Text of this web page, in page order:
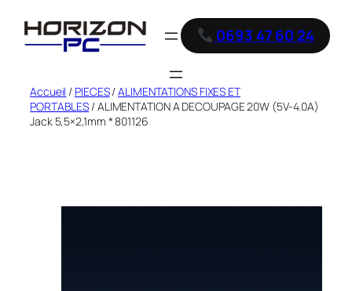
0693 47 60 24
Accueil / PIECES/ALIMENTATIONS FIXES ET
PORTABLES / ALIMENTATION A DECOUPAGE 20W (5V-4.0A)
Jack 5,5×2,1mm * 801126